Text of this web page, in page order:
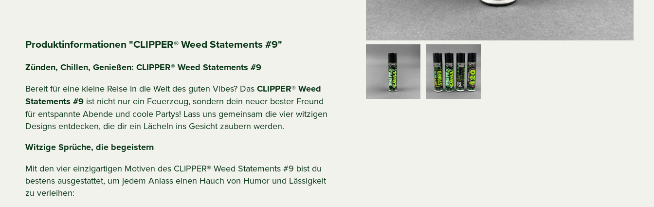
Produktinformationen "CLIPPER® Weed Statements #9"
Zünden, Chillen, Genießen: CLIPPER® Weed Statements #9
Bereit für eine kleine Reise in die Welt des guten Vibes? Das CLIPPER® Weed
Statements #9 ist nicht nur ein Feuerzeug, sondern dein neuer bester Freund
für entspannte Abende und coole Partys! Lass uns gemeinsam die vier witzigen
Designs entdecken, die dir ein Lächeln ins Gesicht zaubern werden.
Witzige Sprüche, die begeistern
Mit den vier einzigartigen Motiven des CLIPPER® Weed Statements #9 bist du
bestens ausgestattet, um jedem Anlass einen Hauch von Humor und Lässigkeit
zu verleihen: